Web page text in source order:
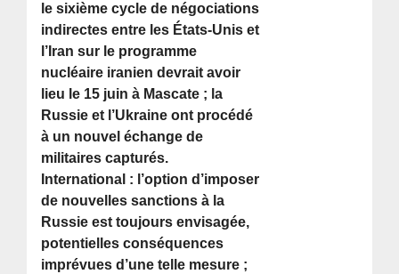
le sixième cycle de négociations
indirectes entre les États-Unis et
l’Iran sur le programme
nucléaire iranien devrait avoir
lieu le 15 juin à Mascate ; la
Russie et l’Ukraine ont procédé
à un nouvel échange de
militaires capturés.
International : l’option d’imposer
de nouvelles sanctions à la
Russie est toujours envisagée,
potentielles conséquences
imprévues d’une telle mesure ;